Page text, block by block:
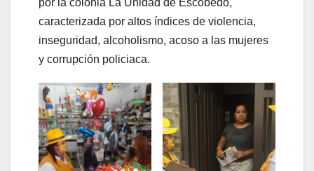
por la colonia La Unidad de Escobedo,
caracterizada por altos índices de violencia,
inseguridad, alcoholismo, acoso a las mujeres
y corrupción policiaca.